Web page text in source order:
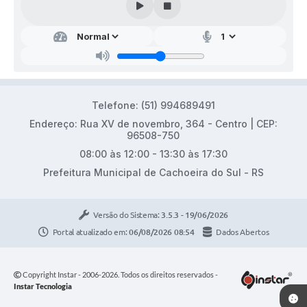
Telefone: (51) 994689491
Endereço: Rua XV de novembro, 364 - Centro | CEP:
96508-750
08:00 às 12:00 - 13:30 às 17:30
Prefeitura Municipal de Cachoeira do Sul - RS
Versão do Sistema: 3.5.3 - 19/06/2026
Portal atualizado em:06/08/2026 08:54 Dados Abertos
Copyright Instar - 2006-2026. Todos os direitos reservados -
Instar Tecnologia